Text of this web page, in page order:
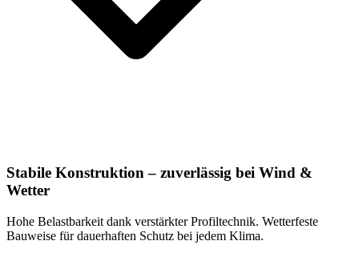
Stabile Konstruktion – zuverlässig bei Wind &
Wetter
Hohe Belastbarkeit dank verstärkter Profiltechnik. Wetterfeste
Bauweise für dauerhaften Schutz bei jedem Klima.